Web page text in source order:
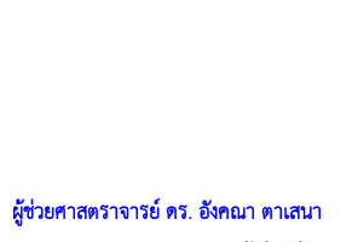
ผู้ช่วยศาสตราจารย์ ดร. อังคณา ตาเสนา